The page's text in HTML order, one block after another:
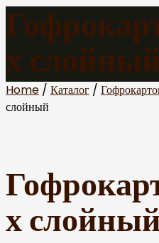
х слойный
Home / Каталог /
слойный
х